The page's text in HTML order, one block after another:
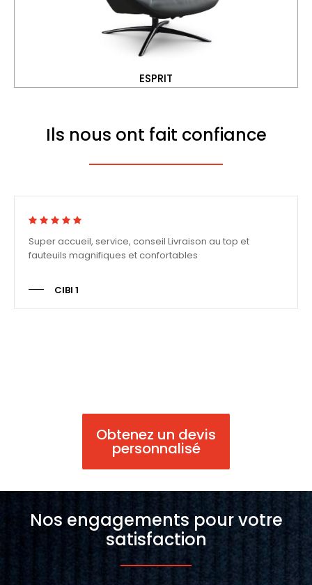
ESPRIT
Ils nous ont fait confiance
Super accueil, service, conseil Livraison au top et
fauteuils magnifiques et confortables
CIBI 1
Obtenez un devis
personnalisé
Nos engagements pour votre
satisfaction